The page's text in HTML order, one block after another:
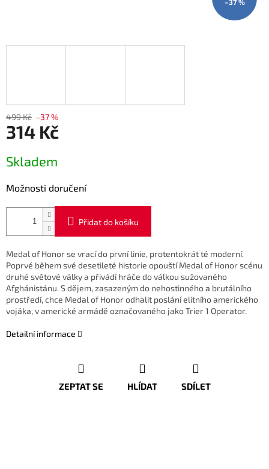
–37 %
499 Kč –37 %
314 Kč
cena:
Skladem
Možnosti doručení
Přidat do košíku
Medal of Honor se vrací do první linie, protentokrát té moderní.
Poprvé během své desetileté historie opouští Medal of Honor scénu
druhé světové války a přivádí hráče do válkou sužovaného
Afghánistánu. S dějem, zasazeným do nehostinného a brutálního
prostředí, chce Medal of Honor odhalit poslání elitního amerického
vojáka, v americké armádě označovaného jako Trier 1 Operator.
Detailní informace
ZEPTAT SE HLÍDAT SDÍLET